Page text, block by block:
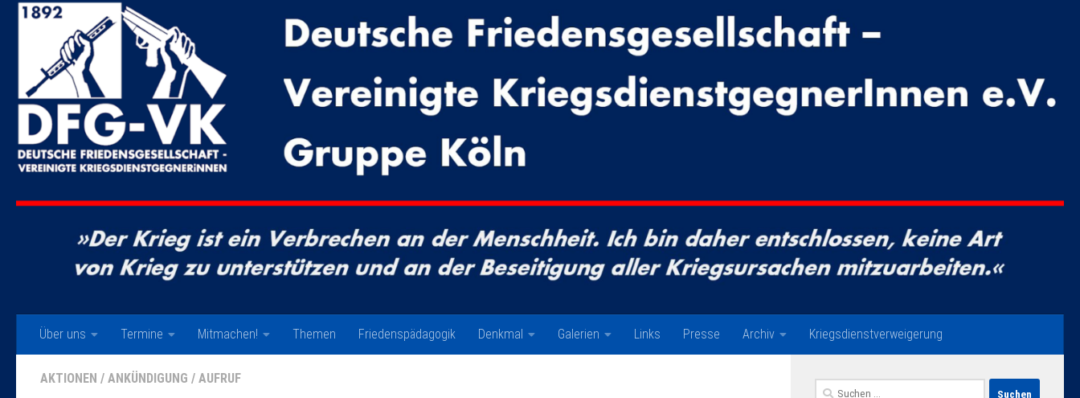
Zum Inhalt springen
Über uns Termine Mitmachen! Themen Friedenspädagogik Denkmal Galerien Links Presse Archiv Kriegsdienstverweigerung
AKTIONEN / ANKÜNDIGUNG / AUFRUF
Suchen